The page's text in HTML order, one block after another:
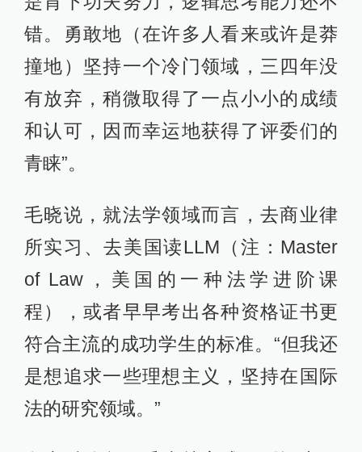
错。勇敢地（在许多人看来或许是莽
撞地）坚持一个冷门领域，三四年没
有放弃，稍微取得了一点小小的成绩
和认可，因而幸运地获得了评委们的
青睐”。
毛晓说，就法学领域而言，去商业律
所实习、去美国读LLM（注：Master
of Law，美国的一种法学进阶课
程），或者早早考出各种资格证书更
符合主流的成功学生的标准。“但我还
是想追求一些理想主义，坚持在国际
法的研究领域。”